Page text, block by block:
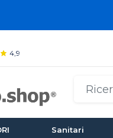
4,9
Sanitari